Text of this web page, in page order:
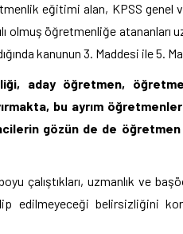
eğitimi alan, KPSS genel
olmuş öğretmenliğe atananları
kanunun 3. Maddesi ile 5.
aday öğretmen,
bu ayrım
gözün de de
çalıştıkları, uzmanlık ve
edilmeyeceği belirsizliğini